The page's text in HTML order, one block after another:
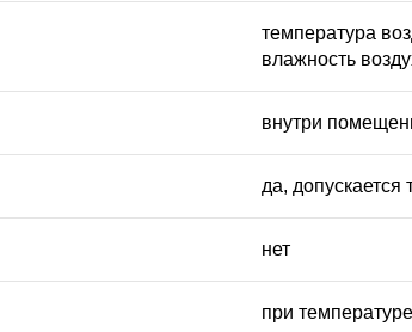
температура
влажность
внутри
да,
нет
при